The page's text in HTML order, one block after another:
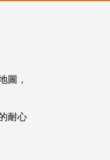
圖，
耐心